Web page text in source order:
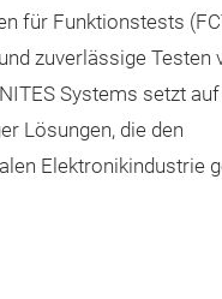
für Funktionstests
zuverlässige Testen
Systems setzt
Lösungen, die den
Elektronikindustrie